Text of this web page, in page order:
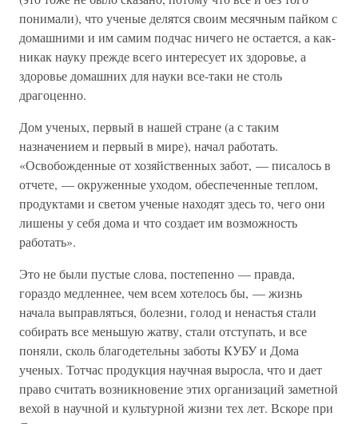
понимали), что ученые делятся своим месячным пайком с
домашними и им самим подчас ничего не остается, а как-
никак науку прежде всего интересует их здоровье, а
здоровье домашних для науки все-таки не столь
драгоценно.
Дом ученых, первый в нашей стране (а с таким
назначением и первый в мире), начал работать.
«Освобожденные от хозяйственных забот, — писалось в
отчете, — окруженные уходом, обеспеченные теплом,
продуктами и светом ученые находят здесь то, чего они
лишены у себя дома и что создает им возможность
работать».
Это не были пустые слова, постепенно — правда,
гораздо медленнее, чем всем хотелось бы, — жизнь
начала выправляться, болезни, голод и ненастья стали
собирать все меньшую жатву, стали отступать, и все
поняли, сколь благодетельны заботы КУБУ и Дома
ученых. Тотчас продукция научная выросла, что и дает
право считать возникновение этих организаций заметной
вехой в научной и культурной жизни тех лет. Вскоре при